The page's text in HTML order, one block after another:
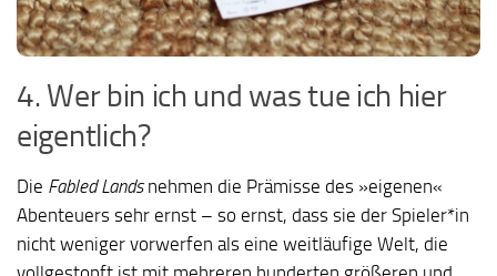
4. Wer bin ich und was tue ich hier
eigentlich?
Die Fabled Landsnehmen die Prämisse des »eigenen«
Abenteuers sehr ernst – so ernst, dass sie der Spieler*in
nicht weniger vorwerfen als eine weitläufige Welt, die